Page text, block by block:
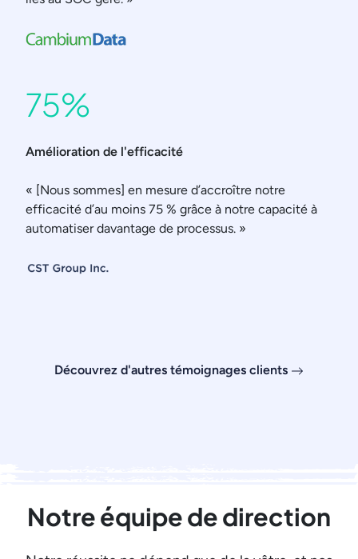
75%
Amélioration de l'efficacité
« [Nous sommes] en mesure d’accroître notre
efficacité d’au moins 75 % grâce à notre capacité à
automatiser davantage de processus. »
Découvrez d'autres témoignages clients
Notre équipe de direction